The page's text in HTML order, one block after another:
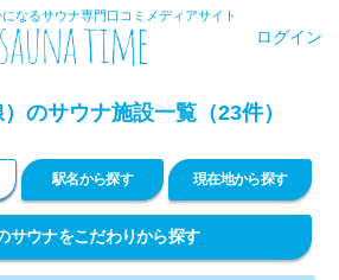
なるサウナ専門口コミメディアサイト
ログイン
のサウナ施設一覧（23件）
駅名から探す 現在地から探す
サウナをこだわりから探す